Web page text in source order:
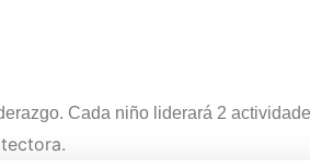
Cada niño liderará 2